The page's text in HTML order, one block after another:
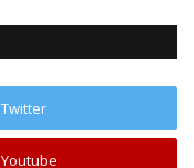
Twitter
Youtube